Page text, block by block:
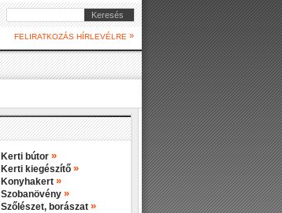
Keresés
FELIRATKOZÁS HÍRLEVÉLRE »
Kerti bútor »
Kerti kiegészítő »
Konyhakert »
Szobanövény »
Szőlészet, borászat »